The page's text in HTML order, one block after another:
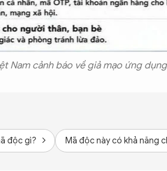
Nam cảnh báo về giả mạo ứng dụng
độc gì? Mã độc này có khả năng